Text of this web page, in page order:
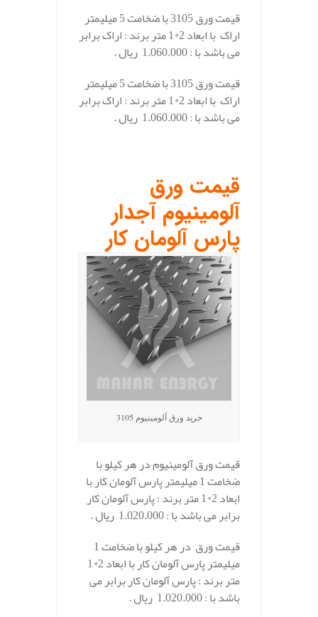
قیمت ورق 3105 با ضخامت 5 میلیمتر
اراک با ابعاد 2*1 متر برند : اراک برابر
می باشد با : 1.060.000 ریال .
قیمت ورق 3105 با ضخامت 5 میلیمتر
اراک با ابعاد 2*1 متر برند : اراک برابر
می باشد با : 1.060.000 ریال .
قیمت ورق
آلومینیوم آجدار
پارس آلومان کار
خرید ورق آلومینیوم 3105
قیمت ورق آلومینیوم در هر کیلو با
ضخامت 1 میلیمتر پارس آلومان کار با
ابعاد 2*1 متر برند : پارس آلومان کار
برابر می باشد با : 1.020.000 ریال .
قیمت ورق در هر کیلو با ضخامت 1
میلیمتر پارس آلومان کار با ابعاد 2*1
متر برند : پارس آلومان کار برابر می
باشد با : 1.020.000 ریال .